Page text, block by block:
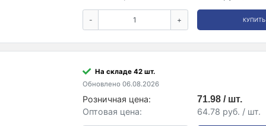
- + КУПИТЬ
На складе 42 шт.
Обновлено 06.08.2026
Розничная цена:
71.98 / шт.
Оптовая цена:
64.78 руб. / шт.